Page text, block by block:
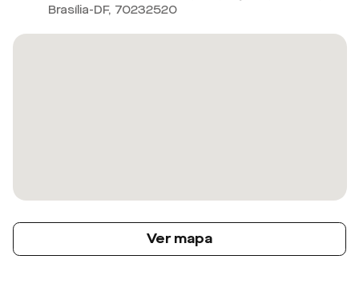
Brasília-DF, 70232520
Ver mapa